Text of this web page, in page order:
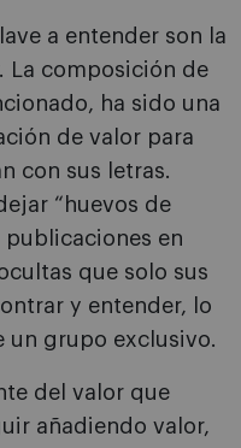
a entender son la
La composición de
ha sido una
de valor para
con sus letras.
“huevos de
publicaciones en
que solo sus
y entender, lo
un grupo exclusivo.
del valor que
añadiendo valor,